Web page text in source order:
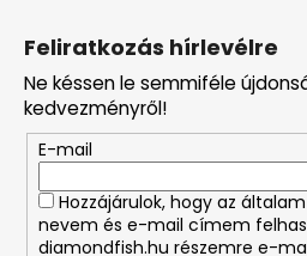
Feliratkozás hírlevélre
Ne késsen le semmiféle
kedvezményről!
E-mail
Hozzájárulok, hogy az
nevem és e-mail címem
diamondfish.hu részemre e-